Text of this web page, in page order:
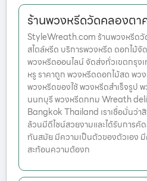
ร้านพวงหรีดวัดคลองตา
StyleWreath.com ร้านพวงหรีด
สไตล์หรีด บริการพวงหรีด ดอกไม้
พวงหรีดออนไลน์ จัดส่งทั่วเขตกรุง
หรู ราคาถูก พวงหรีดดอกไม้สด พ
พวงหรีดของใช้ พวงหรีดสำเร็จรูป
นนทบุรี พวงหรีดกทม Wreath
Bangkok Thailand เราเชื่อมั่นว่า
ล้วนมีดีไซน์สวยงามและได้รับการ
ทันสมัย มีความเป็นตัวของตัวเอง
สะท้อนความต้องก